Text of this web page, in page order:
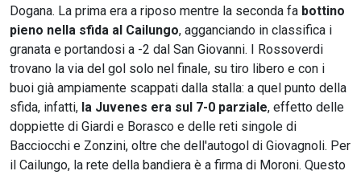
Dogana. La prima era a riposo mentre la seconda fa bottino
pieno nella sfida al Cailungo, agganciando in classifica i
granata e portandosi a -2 dal San Giovanni. I Rossoverdi
trovano la via del gol solo nel finale, su tiro libero e con i
buoi già ampiamente scappati dalla stalla: a quel punto della
sfida, infatti, la Juvenes era sul 7-0 parziale, effetto delle
doppiette di Giardi e Borasco e delle reti singole di
Bacciocchi e Zonzini, oltre che dell'autogol di Giovagnoli. Per
il Cailungo, la rete della bandiera è a firma di Moroni. Questo